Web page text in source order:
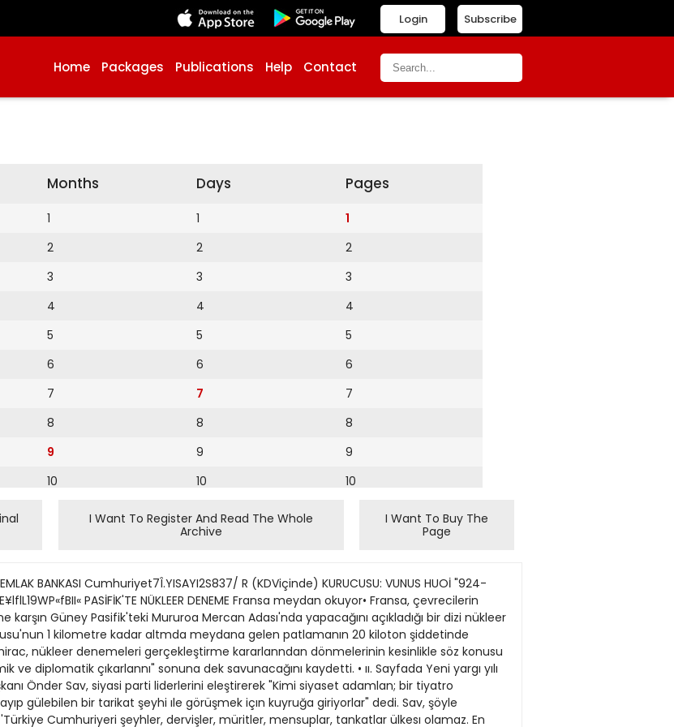
Subscribe
Login
Home Packages Publications Help Contact
Months
1
2
3
4
5
6
7
8
9
10
Days
1
2
3
4
5
6
7
8
9
10
11
12
14
16
17
18
Pages
1
2
3
4
5
6
7
8
9
10
14
15
16
17
18
I Want To Register And Read The Whole
Archive
I Want To Buy The
Page
BANKASI Cumhuriyet7Î.YISAYI2S837/ R (KDViçinde) KURUCUSU: VUNUS HUOİ "924-
PASİFİK'TE NÜKLEER DENEME Fransa meydan okuyor• Fransa, çevrecilerin
Güney Pasifik'teki Mururoa Mercan Adası'nda yapacağını açıkladığı bir dizi nükleer
1 kilometre kadar altmda meydana gelen patlamanın 20 kiloton şiddetinde
nükleer denemeleri gerçekleştirme kararlanndan dönmelerinin kesinlikle söz konusu
ve diplomatik çıkarlannı" sonuna dek savunacağını kaydetti. • ıı. Sayfada Yeni yargı yılı
Önder Sav, siyasi parti liderlerini eleştirerek "Kimi siyaset adamlan; bir tiyatro
gülebilen bir tarikat şeyhi ıle görüşmek içın kuyruğa giriyorlar" dedi. Sav, şöyle
Cumhuriyeri şeyhler, dervişler, müritler, mensuplar, tankatlar ülkesı olamaz. En